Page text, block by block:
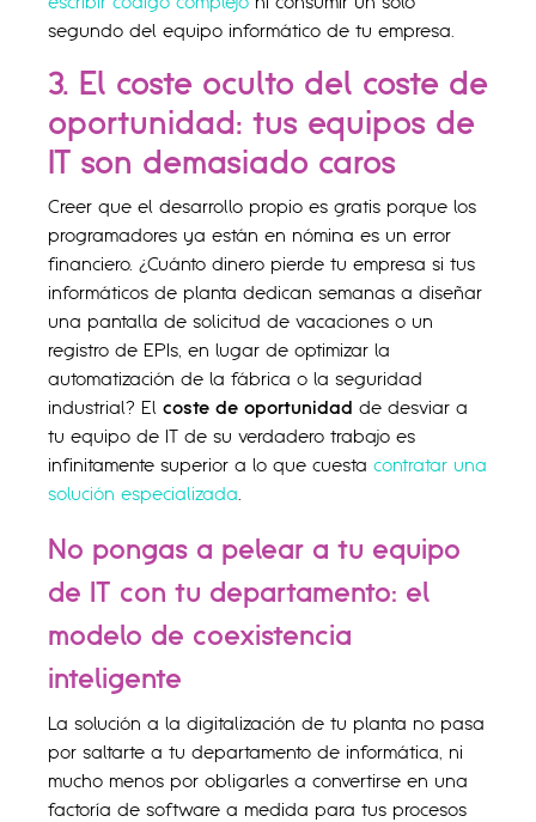
segundo del equipo informático de tu empresa.
3. El coste oculto del coste de
oportunidad: tus equipos de
IT son demasiado caros
Creer que el desarrollo propio es gratis porque los
programadores ya están en nómina es un error
financiero. ¿Cuánto dinero pierde tu empresa si tus
informáticos de planta dedican semanas a diseñar
una pantalla de solicitud de vacaciones o un
registro de EPIs, en lugar de optimizar la
automatización de la fábrica o la seguridad
industrial? El coste de oportunidad de desviar a
tu equipo de IT de su verdadero trabajo es
infinitamente superior a lo que cuesta contratar una
solución especializada.
No pongas a pelear a tu equipo
de IT con tu departamento: el
modelo de coexistencia
inteligente
La solución a la digitalización de tu planta no pasa
por saltarte a tu departamento de informática, ni
mucho menos por obligarles a convertirse en una
factoría de software a medida para tus procesos